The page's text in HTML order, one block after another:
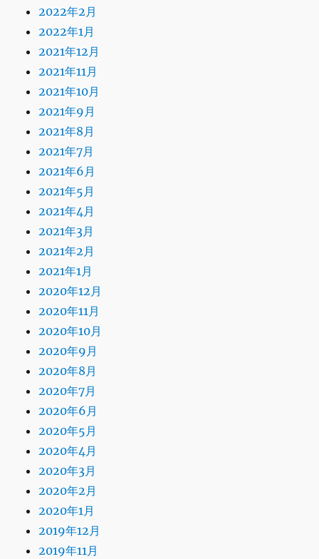
2022年2月
2022年1月
2021年12月
2021年11月
2021年10月
2021年9月
2021年8月
2021年7月
2021年6月
2021年5月
2021年4月
2021年3月
2021年2月
2021年1月
2020年12月
2020年11月
2020年10月
2020年9月
2020年8月
2020年7月
2020年6月
2020年5月
2020年4月
2020年3月
2020年2月
2020年1月
2019年12月
2019年11月